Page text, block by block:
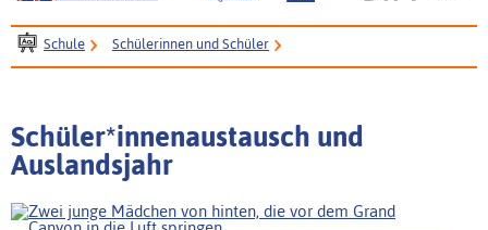
Schule Schülerinnen und Schüler
Schüler*innenaustausch und
Auslandsjahr